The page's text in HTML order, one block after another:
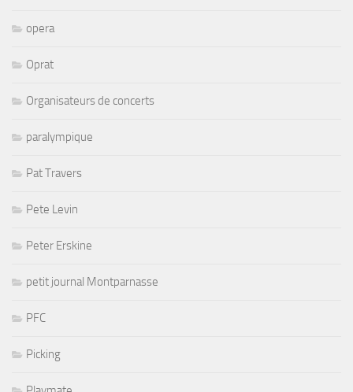
opera
Oprat
Organisateurs de concerts
paralympique
Pat Travers
Pete Levin
Peter Erskine
petit journal Montparnasse
PFC
Picking